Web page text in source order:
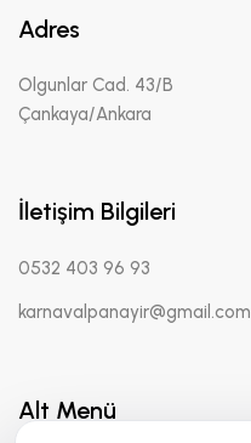
Adres
Olgunlar Cad. 43/B
Çankaya/Ankara
İletişim Bilgileri
0532 403 96 93
karnavalpanayir@gmail.com
Alt Menü